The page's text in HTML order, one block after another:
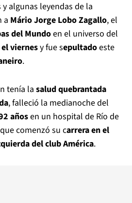
algunas leyendas de la
a Mário Jorge Lobo Zagallo, el
del Mundoen el universo del
viernesy fue sepultadoeste
.
tenía la salud quebrantada
, falleció la medianoche del
añosen un hospital de Río de
comenzó su carrera en el
del club América.